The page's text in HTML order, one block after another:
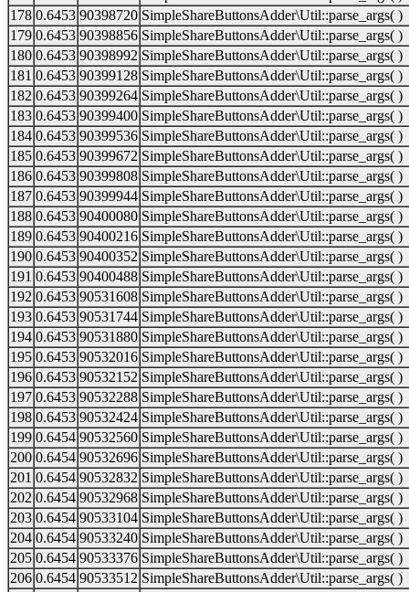
178 0.6453 90398720 SimpleShareButtonsAdder\Util::parse_args( )
179 0.6453 90398856 SimpleShareButtonsAdder\Util::parse_args( )
180 0.6453 90398992 SimpleShareButtonsAdder\Util::parse_args( )
181 0.6453 90399128 SimpleShareButtonsAdder\Util::parse_args( )
182 0.6453 90399264 SimpleShareButtonsAdder\Util::parse_args( )
183 0.6453 90399400 SimpleShareButtonsAdder\Util::parse_args( )
184 0.6453 90399536 SimpleShareButtonsAdder\Util::parse_args( )
185 0.6453 90399672 SimpleShareButtonsAdder\Util::parse_args( )
186 0.6453 90399808 SimpleShareButtonsAdder\Util::parse_args( )
187 0.6453 90399944 SimpleShareButtonsAdder\Util::parse_args( )
188 0.6453 90400080 SimpleShareButtonsAdder\Util::parse_args( )
189 0.6453 90400216 SimpleShareButtonsAdder\Util::parse_args( )
190 0.6453 90400352 SimpleShareButtonsAdder\Util::parse_args( )
191 0.6453 90400488 SimpleShareButtonsAdder\Util::parse_args( )
192 0.6453 90531608 SimpleShareButtonsAdder\Util::parse_args( )
193 0.6453 90531744 SimpleShareButtonsAdder\Util::parse_args( )
194 0.6453 90531880 SimpleShareButtonsAdder\Util::parse_args( )
195 0.6453 90532016 SimpleShareButtonsAdder\Util::parse_args( )
196 0.6453 90532152 SimpleShareButtonsAdder\Util::parse_args( )
197 0.6453 90532288 SimpleShareButtonsAdder\Util::parse_args( )
198 0.6453 90532424 SimpleShareButtonsAdder\Util::parse_args( )
199 0.6454 90532560 SimpleShareButtonsAdder\Util::parse_args( )
200 0.6454 90532696 SimpleShareButtonsAdder\Util::parse_args( )
201 0.6454 90532832 SimpleShareButtonsAdder\Util::parse_args( )
202 0.6454 90532968 SimpleShareButtonsAdder\Util::parse_args( )
203 0.6454 90533104 SimpleShareButtonsAdder\Util::parse_args( )
204 0.6454 90533240 SimpleShareButtonsAdder\Util::parse_args( )
205 0.6454 90533376 SimpleShareButtonsAdder\Util::parse_args( )
206 0.6454 90533512 SimpleShareButtonsAdder\Util::parse_args( )